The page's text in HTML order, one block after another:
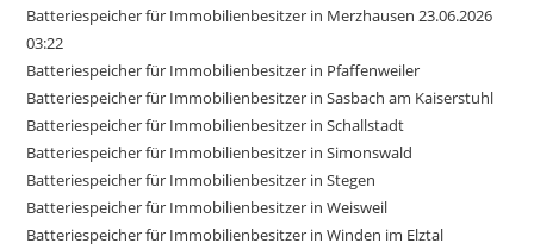
Batteriespeicher für Immobilienbesitzer in Merzhausen 23.06.2026
03:22
Batteriespeicher für Immobilienbesitzer in Pfaffenweiler
Batteriespeicher für Immobilienbesitzer in Sasbach am Kaiserstuhl
Batteriespeicher für Immobilienbesitzer in Schallstadt
Batteriespeicher für Immobilienbesitzer in Simonswald
Batteriespeicher für Immobilienbesitzer in Stegen
Batteriespeicher für Immobilienbesitzer in Weisweil
Batteriespeicher für Immobilienbesitzer in Winden im Elztal